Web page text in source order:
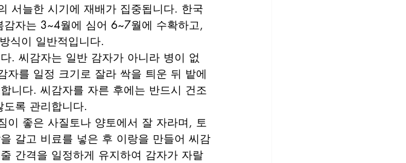
서늘한 시기에 재배가 집중됩니다. 한국
자는 3~4월에 심어 6~7월에 수확하고,
식이 일반적입니다.
. 씨감자는 일반 감자가 아니라 병이 없
자를 일정 크기로 잘라 싹을 틔운 뒤 밭에
니다. 씨감자를 자른 후에는 반드시 건조
록 관리합니다.
이 좋은 사질토나 양토에서 잘 자라며, 토
갈고 비료를 넣은 후 이랑을 만들어 씨감
간격을 일정하게 유지하여 감자가 자랄